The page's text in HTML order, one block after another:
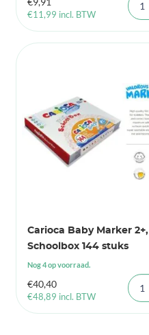
€11,99 incl. BTW
Carioca Baby Marker 2+,
Schoolbox 144 stuks
Nog 4 op voorraad.
€40,40
€48,89 incl. BTW